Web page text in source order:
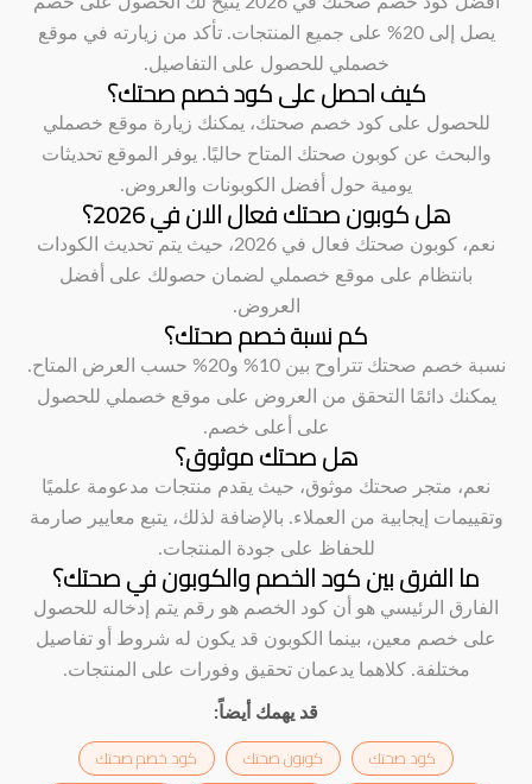
يصل إلى 20% على جميع المنتجات. تأكد من زيارته في موقع
خصملي للحصول على التفاصيل.
كيف احصل على كود خصم صحتك؟
للحصول على كود خصم صحتك، يمكنك زيارة موقع خصملي
والبحث عن كوبون صحتك المتاح حاليًا. يوفر الموقع تحديثات
يومية حول أفضل الكوبونات والعروض.
هل كوبون صحتك فعال الان في 2026؟
نعم، كوبون صحتك فعال في 2026، حيث يتم تحديث الكودات
بانتظام على موقع خصملي لضمان حصولك على أفضل
العروض.
كم نسبة خصم صحتك؟
نسبة خصم صحتك تتراوح بين 10% و20% حسب العرض المتاح.
يمكنك دائمًا التحقق من العروض على موقع خصملي للحصول
على أعلى خصم.
هل صحتك موثوق؟
نعم، متجر صحتك موثوق، حيث يقدم منتجات مدعومة علميًا
وتقييمات إيجابية من العملاء. بالإضافة لذلك، يتبع معايير صارمة
للحفاظ على جودة المنتجات.
ما الفرق بين كود الخصم والكوبون في صحتك؟
الفارق الرئيسي هو أن كود الخصم هو رقم يتم إدخاله للحصول
على خصم معين، بينما الكوبون قد يكون له شروط أو تفاصيل
مختلفة. كلاهما يدعمان تحقيق وفورات على المنتجات.
قد يهمك أيضاً:
كود صحتك كوبون صحتك
كود خصم صحتك